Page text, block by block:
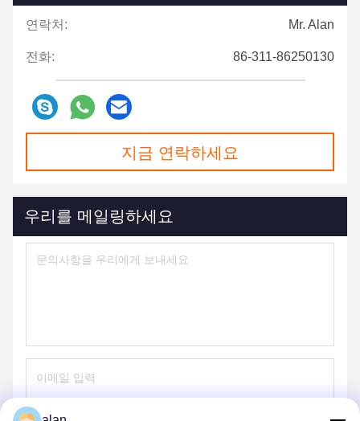
연락처: Mr. Alan
전화: 86-311-86250130
지금 연락하세요
우리를 메일링하세요